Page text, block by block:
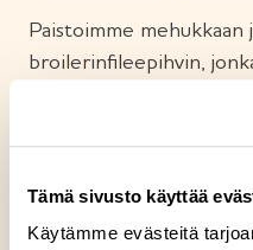
Tämä sivusto käyttää
Käytämme evästeitä
Paistoimme mehukkaan
broilerinfileepihvin,
laitoimme sen
väliin.
cheddarjuustoviipaleen
kurkkumajoneesia.